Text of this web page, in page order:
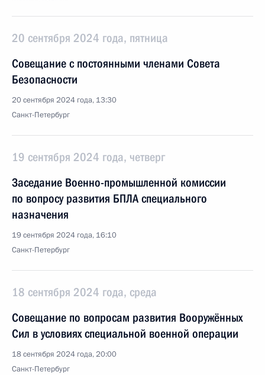
20 сентября 2024 года, пятница
Совещание с постоянными членами Совета
Безопасности
20 сентября 2024 года, 13:30
Санкт-Петербург
19 сентября 2024 года, четверг
Заседание Военно-промышленной комиссии
по вопросу развития БПЛА специального
назначения
19 сентября 2024 года, 16:10
Санкт-Петербург
18 сентября 2024 года, среда
Совещание по вопросам развития Вооружённых
Сил в условиях специальной военной операции
18 сентября 2024 года, 20:00
Санкт-Петербург